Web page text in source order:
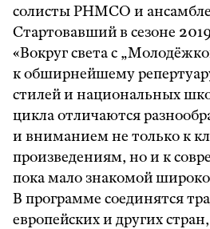
солисты РНМСО и
Стартовавший в сезоне
«Вокруг света с
к обширнейшему
стилей и национальных
цикла отличаются
и вниманием не только к
произведениям, но и к
пока мало знакомой
В программе соединятся
европейских и других